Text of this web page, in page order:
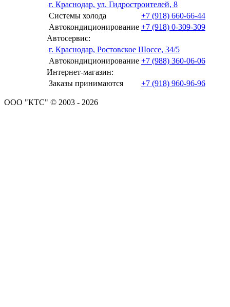
г. Краснодар, ул. Гидростроителей, 8
Системы холода
+7 (918) 660-66-44
Автокондиционирование +7 (918) 0-309-309
Автосервис:
г. Краснодар, Ростовское Шоссе, 34/5
Автокондиционирование +7 (988) 360-06-06
Интернет-магазин:
Заказы принимаются
+7 (918) 960-96-96
ООО "КТС" © 2003 - 2026